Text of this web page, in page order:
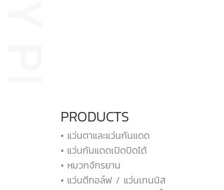
PRODUCTS
• แว่นตาและแว่นกันแดด
• แว่นกันแดดเปิดปิดได้
• หมวกจักรยาน
• แว่นตีกอล์ฟ / แว่นเทนนิส